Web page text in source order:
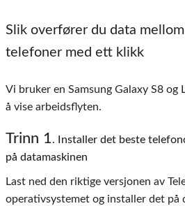
Slik overfører du data mellom
telefoner med ett klikk
Vi bruker en Samsung Galaxy S8 og
å vise arbeidsflyten.
Trinn 1. Installer det beste
på datamaskinen
Last ned den riktige versjonen av
operativsystemet og installer det på